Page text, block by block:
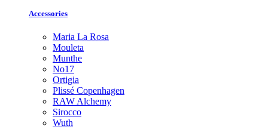
Accessories
Maria La Rosa
Mouleta
Munthe
No17
Ortigia
Plissé Copenhagen
RAW Alchemy
Sirocco
Wuth